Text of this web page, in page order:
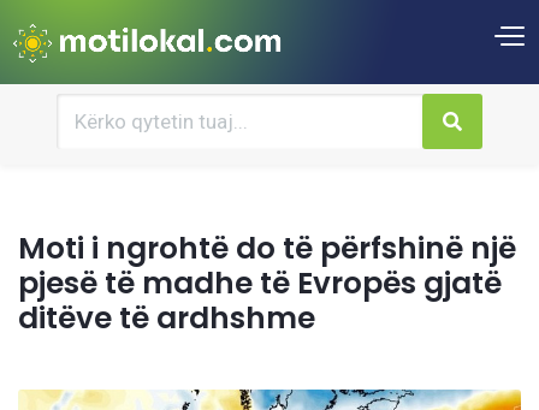
Moti i ngrohtë do të përfshinë një
pjesë të madhe të Evropës gjatë
ditëve të ardhshme